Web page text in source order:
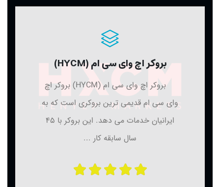
بروکر اچ وای سی ام (HYCM)
بروکر اچ وای سی ام (HYCM) بروکر اچ
وای سی ام قدیمی ترین بروکری است که به
ایرانیان خدمات می دهد. این بروکر با 45
سال سابقه کار ...